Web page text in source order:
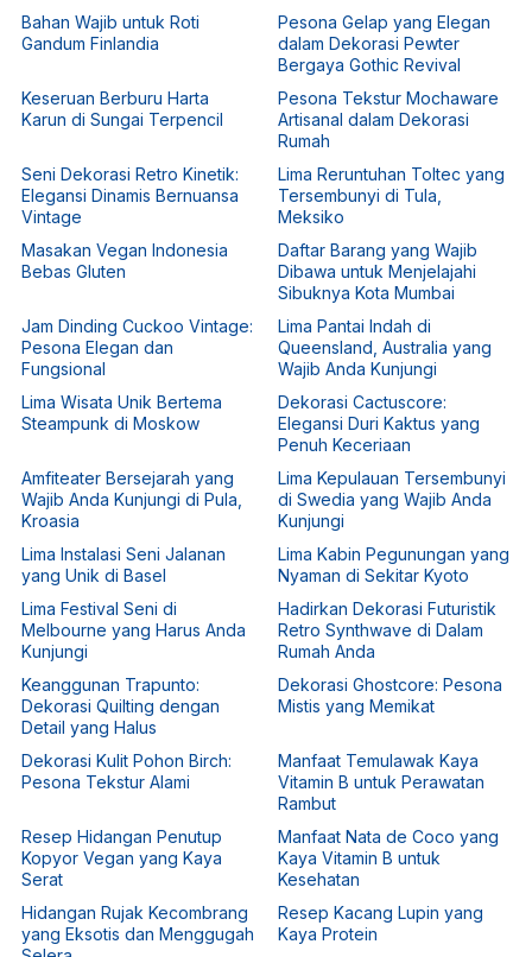
Bahan Wajib untuk Roti
Gandum Finlandia
Pesona Gelap yang Elegan
dalam Dekorasi Pewter
Bergaya Gothic Revival
Keseruan Berburu Harta
Karun di Sungai Terpencil
Pesona Tekstur Mochaware
Artisanal dalam Dekorasi
Rumah
Seni Dekorasi Retro Kinetik:
Elegansi Dinamis Bernuansa
Vintage
Lima Reruntuhan Toltec yang
Tersembunyi di Tula,
Meksiko
Masakan Vegan Indonesia
Bebas Gluten
Daftar Barang yang Wajib
Dibawa untuk Menjelajahi
Sibuknya Kota Mumbai
Jam Dinding Cuckoo Vintage:
Pesona Elegan dan
Fungsional
Lima Pantai Indah di
Queensland, Australia yang
Wajib Anda Kunjungi
Lima Wisata Unik Bertema
Steampunk di Moskow
Dekorasi Cactuscore:
Elegansi Duri Kaktus yang
Penuh Keceriaan
Amfiteater Bersejarah yang
Wajib Anda Kunjungi di Pula,
Kroasia
Lima Kepulauan Tersembunyi
di Swedia yang Wajib Anda
Kunjungi
Lima Instalasi Seni Jalanan
yang Unik di Basel
Lima Kabin Pegunungan yang
Nyaman di Sekitar Kyoto
Lima Festival Seni di
Melbourne yang Harus Anda
Kunjungi
Hadirkan Dekorasi Futuristik
Retro Synthwave di Dalam
Rumah Anda
Keanggunan Trapunto:
Dekorasi Quilting dengan
Detail yang Halus
Dekorasi Ghostcore: Pesona
Mistis yang Memikat
Dekorasi Kulit Pohon Birch:
Pesona Tekstur Alami
Manfaat Temulawak Kaya
Vitamin B untuk Perawatan
Rambut
Resep Hidangan Penutup
Kopyor Vegan yang Kaya
Serat
Manfaat Nata de Coco yang
Kaya Vitamin B untuk
Kesehatan
Hidangan Rujak Kecombrang
yang Eksotis dan Menggugah
Resep Kacang Lupin yang
Kaya Protein